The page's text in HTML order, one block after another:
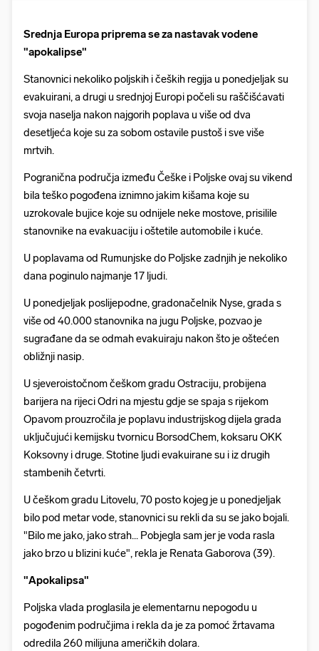
Srednja Europa priprema se za nastavak vodene
"apokalipse"
Stanovnici nekoliko poljskih i čeških regija u ponedjeljak su
evakuirani, a drugi u srednjoj Europi počeli su raščišćavati
svoja naselja nakon najgorih poplava u više od dva
desetljeća koje su za sobom ostavile pustoš i sve više
mrtvih.
Pogranična područja između Češke i Poljske ovaj su vikend
bila teško pogođena iznimno jakim kišama koje su
uzrokovale bujice koje su odnijele neke mostove, prisilile
stanovnike na evakuaciju i oštetile automobile i kuće.
U poplavama od Rumunjske do Poljske zadnjih je nekoliko
dana poginulo najmanje 17 ljudi.
U ponedjeljak poslijepodne, gradonačelnik Nyse, grada s
više od 40.000 stanovnika na jugu Poljske, pozvao je
sugrađane da se odmah evakuiraju nakon što je oštećen
obližnji nasip.
U sjeveroistočnom češkom gradu Ostraciju, probijena
barijera na rijeci Odri na mjestu gdje se spaja s rijekom
Opavom prouzročila je poplavu industrijskog dijela grada
uključujući kemijsku tvornicu BorsodChem, koksaru OKK
Koksovny i druge. Stotine ljudi evakuirane su i iz drugih
stambenih četvrti.
U češkom gradu Litovelu, 70 posto kojeg je u ponedjeljak
bilo pod metar vode, stanovnici su rekli da su se jako bojali.
"Bilo me jako, jako strah... Pobjegla sam jer je voda rasla
jako brzo u blizini kuće", rekla je Renata Gaborova (39).
"Apokalipsa"
Poljska vlada proglasila je elementarnu nepogodu u
pogođenim područjima i rekla da je za pomoć žrtavama
odredila 260 milijuna američkih dolara.